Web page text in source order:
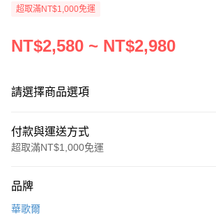
超取滿NT$1,000免運
NT$2,580 ~ NT$2,980
請選擇商品選項
付款與運送方式
超取滿NT$1,000免運
信用卡一次付款
品牌
華歌爾